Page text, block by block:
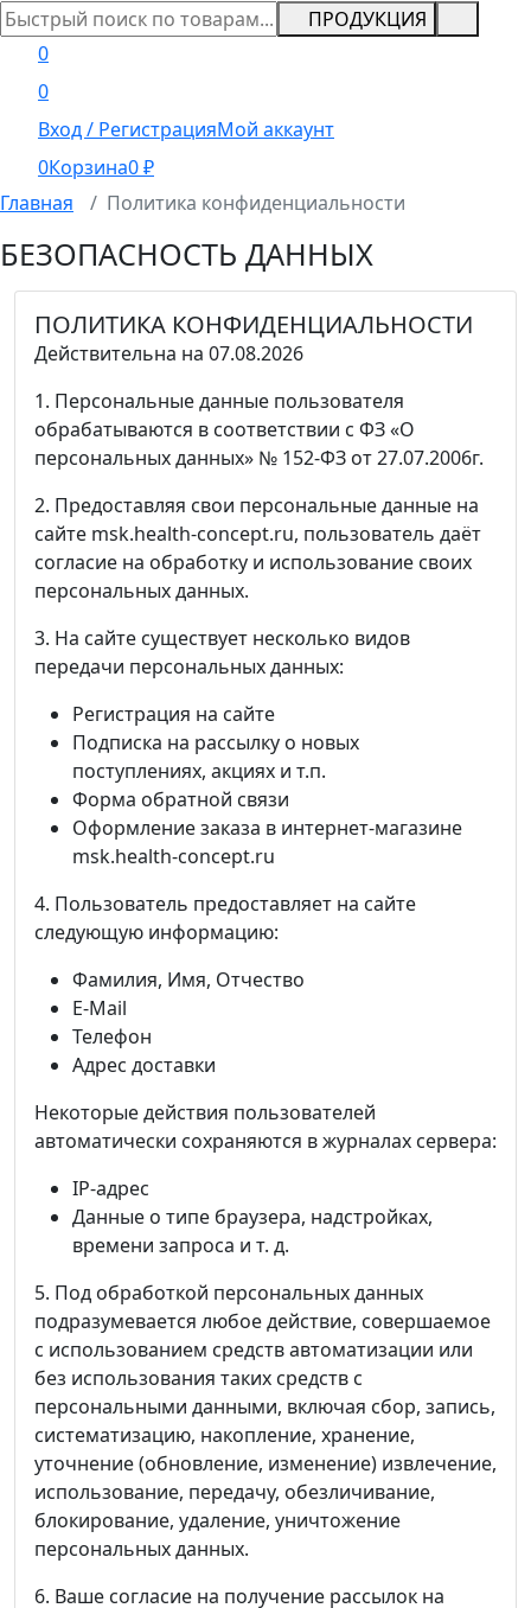
ПРОДУКЦИЯ
0
0
Вход / РегистрацияМой аккаунт
0Корзина0₽
Главная
Политика конфиденциальности
БЕЗОПАСНОСТЬ ДАННЫХ
ПОЛИТИКА КОНФИДЕНЦИАЛЬНОСТИ
Действительна на 07.08.2026
1. Персональные данные пользователя
обрабатываются в соответствии с ФЗ «О
персональных данных» № 152-ФЗ от 27.07.2006г.
2. Предоставляя свои персональные данные на
сайте msk.health-concept.ru, пользователь даёт
согласие на обработку и использование своих
персональных данных.
3. На сайте существует несколько видов
передачи персональных данных:
Регистрация на сайте
Подписка на рассылку о новых
поступлениях, акциях и т.п.
Форма обратной связи
Оформление заказа в интернет-магазине
msk.health-concept.ru
4. Пользователь предоставляет на сайте
следующую информацию:
Фамилия, Имя, Отчество
E-Mail
Телефон
Адрес доставки
Некоторые действия пользователей
автоматически сохраняются в журналах сервера:
IP-адрес
Данные о типе браузера, надстройках,
времени запроса и т. д.
5. Под обработкой персональных данных
подразумевается любое действие, совершаемое
с использованием средств автоматизации или
без использования таких средств с
персональными данными, включая сбор, запись,
систематизацию, накопление, хранение,
уточнение (обновление, изменение) извлечение,
использование, передачу, обезличивание,
блокирование, удаление, уничтожение
персональных данных.
6. Ваше согласие на получение рассылок на